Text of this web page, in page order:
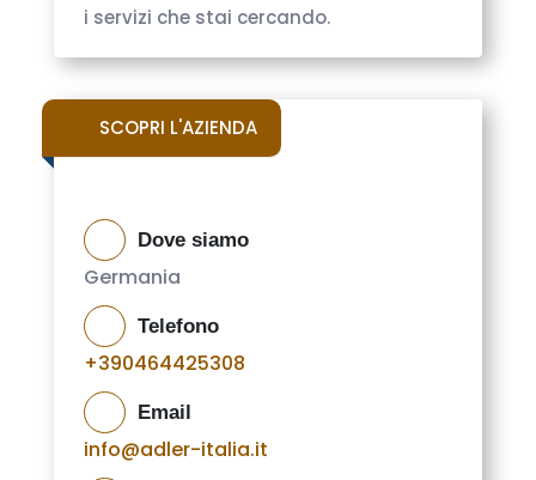
i servizi che stai cercando.
SCOPRI L'AZIENDA
Dove siamo
Germania
Telefono
+390464425308
Email
info@adler-italia.it